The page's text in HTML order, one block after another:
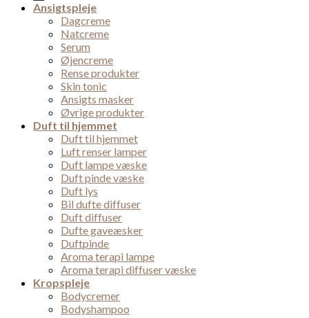
Ansigtspleje
Dagcreme
Natcreme
Serum
Øjencreme
Rense produkter
Skin tonic
Ansigts masker
Øvrige produkter
Duft til hjemmet
Duft til hjemmet
Luft renser lamper
Duft lampe væske
Duft pinde væske
Duft lys
Bil dufte diffuser
Duft diffuser
Dufte gaveæsker
Duftpinde
Aroma terapi lampe
Aroma terapi diffuser væske
Kropspleje
Bodycremer
Bodyshampoo